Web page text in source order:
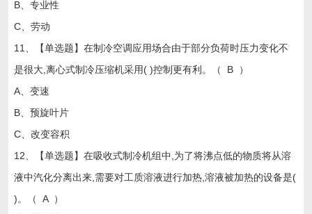
B、专业性
C、劳动
11、【单选题】在制冷空调应用场合由于部分负荷时压力变化不
是很大,离心式制冷压缩机采用( )控制更有利。（ B ）
A、变速
B、预旋叶片
C、改变容积
12、【单选题】在吸收式制冷机组中,为了将沸点低的物质将从溶
液中汽化分离出来,需要对工质溶液进行加热,溶液被加热的设备是(
)。（ A ）